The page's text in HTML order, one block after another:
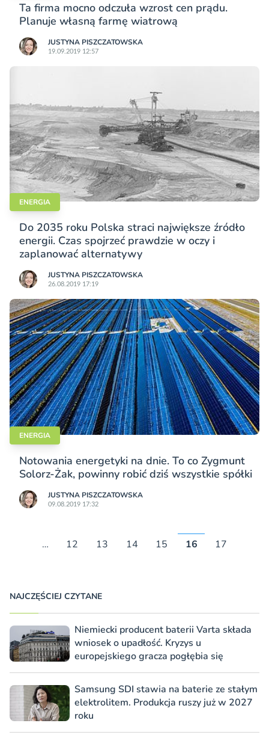
Ta firma mocno odczuła wzrost cen prądu.
Planuje własną farmę wiatrową
JUSTYNA PISZCZATOWSKA
19.09.2019 12:57
ENERGIA
Do 2035 roku Polska straci największe źródło
energii. Czas spojrzeć prawdzie w oczy i
zaplanować alternatywy
JUSTYNA PISZCZATOWSKA
26.08.2019 17:19
ENERGIA
Notowania energetyki na dnie. To co Zygmunt
Solorz-Żak, powinny robić dziś wszystkie spółki
JUSTYNA PISZCZATOWSKA
09.08.2019 17:32
… 12 13 14 15 16 17
NAJCZĘŚCIEJ CZYTANE
Niemiecki producent baterii Varta składa
wniosek o upadłość. Kryzys u
europejskiego gracza pogłębia się
Samsung SDI stawia na baterie ze stałym
elektrolitem. Produkcja ruszy już w 2027
roku